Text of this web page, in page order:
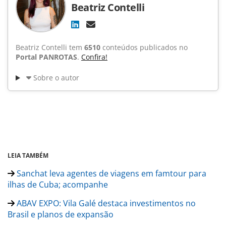
Beatriz Contelli
Beatriz Contelli tem 6510 conteúdos publicados no
Portal PANROTAS. Confira!
Sobre o autor
LEIA TAMBÉM
Sanchat leva agentes de viagens em famtour para
ilhas de Cuba; acompanhe
ABAV EXPO: Vila Galé destaca investimentos no
Brasil e planos de expansão